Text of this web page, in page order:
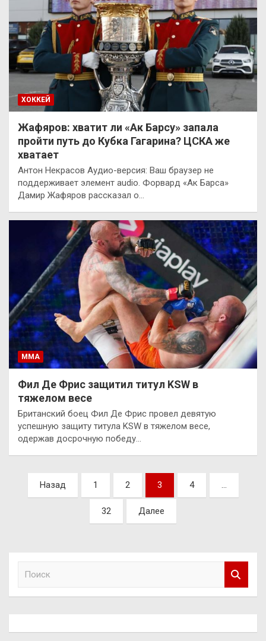
ХОККЕЙ
Жафяров: хватит ли «Ак Барсу» запала
пройти путь до Кубка Гагарина? ЦСКА же
хватает
Антон Некрасов Аудио-версия: Ваш браузер не
поддерживает элемент audio. Форвард «Ак Барса»
Дамир Жафяров рассказал о…
ММА
Фил Де Фрис защитил титул KSW в
тяжелом весе
Британский боец Фил Де Фрис провел девятую
успешную защиту титула KSW в тяжелом весе,
одержав досрочную победу…
Пагинация
записей
Назад 1 2 3 4 …
32 Далее